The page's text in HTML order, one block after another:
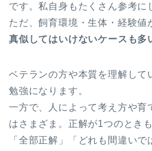
です。私自身もたくさん参考に
ただ、飼育環境・生体・経験値
真似してはいけないケースも多
ベテランの方や本質を理解して
勉強になります。
一方で、人によって考え方や育
はさまざま。正解が1つのときも
「全部正解」「どれも間違いで